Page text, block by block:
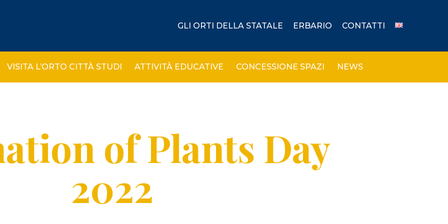
GLI ORTI DELLA STATALE ERBARIO CONTATTI
VISITA L’ORTO CITTÀ STUDI ATTIVITÀ EDUCATIVE CONCESSIONE SPAZI NEWS
of Plants Day
2022